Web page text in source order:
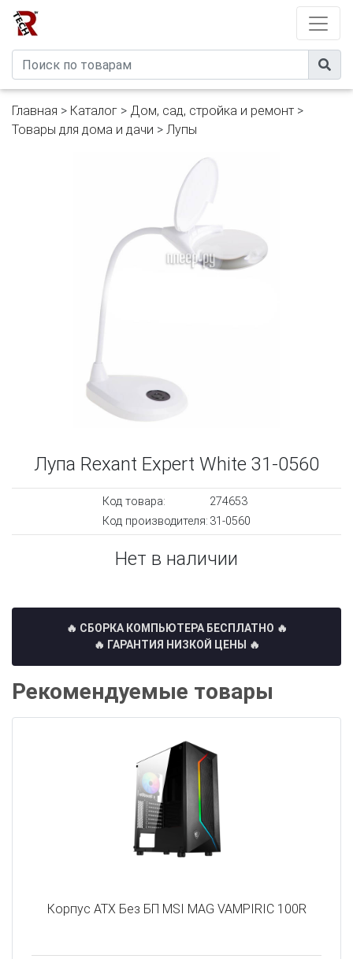
Главная > Каталог > Дом, сад, стройка и ремонт >
Товары для дома и дачи > Лупы
Лупа Rexant Expert White 31-0560
Код товара:
274653
Код производителя: 31-0560
Нет в наличии
🔥 СБОРКА КОМПЬЮТЕРА БЕСПЛАТНО 🔥
🔥 ГАРАНТИЯ НИЗКОЙ ЦЕНЫ 🔥
Рекомендуемые товары
Корпус ATX Без БП MSI MAG VAMPIRIC 100R